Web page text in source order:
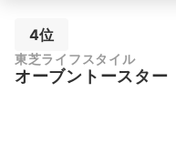
4位
東芝ライフスタイル
オーブントースター